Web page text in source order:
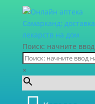
Поиск: начните
×